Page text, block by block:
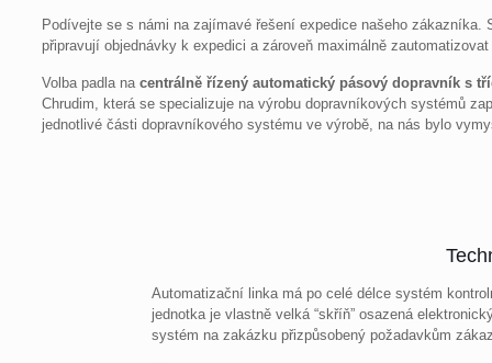
Podívejte se s námi na zajímavé řešení expedice našeho
připravují objednávky k expedici a zároveň maximálně
Volba padla nacentrálně řízený automatický pásový dopravník s
Chrudim, která se specializuje na výrobu dopravníkových systémů
jednotlivé části dopravníkového systému ve výrobě, na nás bylo
Automatizační linka má po celé délce systém
jednotka je vlastně velká “skříň” osazená
systém na zakázku přizpůsobený požadavkům